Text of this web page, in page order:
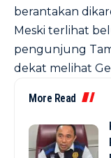
berantakan
Meski terlihat
pengunjung
dekat melihat
More Read